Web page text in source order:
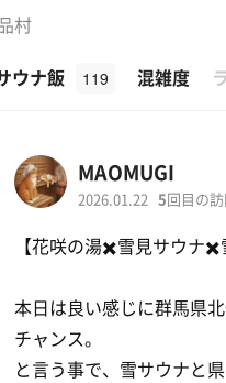
村
ウナ飯 119 混雑度
MAOMUGI
2026.01.22 5回目の
【花咲の湯✖️雪見サウナ✖️
本日は良い感じに群馬県
チャンス。
と言う事で、雪サウナと